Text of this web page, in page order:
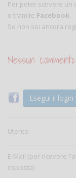
Per poter scrivere un
o tramite Facebook.
Se non sei ancora
Nessun
Esegui il
Utente:
E-Mail (per ricevere
risposta)